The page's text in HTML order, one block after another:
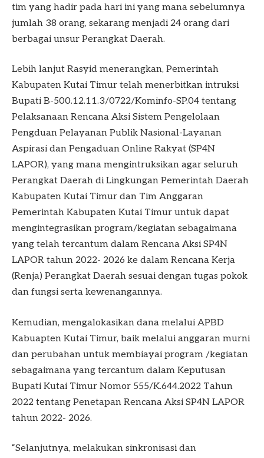
tim yang hadir pada hari ini yang mana sebelumnya
jumlah 38 orang, sekarang menjadi 24 orang dari
berbagai unsur Perangkat Daerah.
Lebih lanjut Rasyid menerangkan, Pemerintah
Kabupaten Kutai Timur telah menerbitkan intruksi
Bupati B-500.12.11.3/0722/Kominfo-SP.04 tentang
Pelaksanaan Rencana Aksi Sistem Pengelolaan
Pengduan Pelayanan Publik Nasional-Layanan
Aspirasi dan Pengaduan Online Rakyat (SP4N
LAPOR), yang mana mengintruksikan agar seluruh
Perangkat Daerah di Lingkungan Pemerintah Daerah
Kabupaten Kutai Timur dan Tim Anggaran
Pemerintah Kabupaten Kutai Timur untuk dapat
mengintegrasikan program/kegiatan sebagaimana
yang telah tercantum dalam Rencana Aksi SP4N
LAPOR tahun 2022- 2026 ke dalam Rencana Kerja
(Renja) Perangkat Daerah sesuai dengan tugas pokok
dan fungsi serta kewenangannya.
Kemudian, mengalokasikan dana melalui APBD
Kabuapten Kutai Timur, baik melalui anggaran murni
dan perubahan untuk membiayai program /kegiatan
sebagaimana yang tercantum dalam Keputusan
Bupati Kutai Timur Nomor 555/K.644.2022 Tahun
2022 tentang Penetapan Rencana Aksi SP4N LAPOR
tahun 2022- 2026.
“Selanjutnya, melakukan sinkronisasi dan